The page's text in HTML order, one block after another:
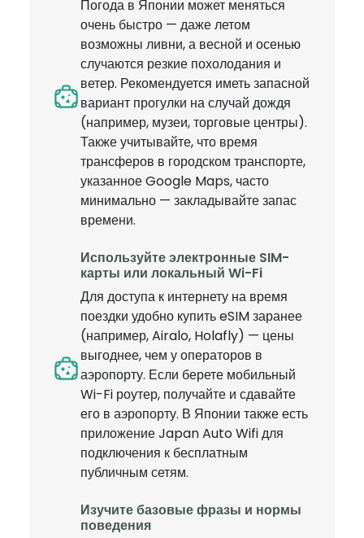
Погода в Японии может меняться
очень быстро — даже летом
возможны ливни, а весной и осенью
случаются резкие похолодания и
ветер. Рекомендуется иметь запасной
вариант прогулки на случай дождя
(например, музеи, торговые центры).
Также учитывайте, что время
трансферов в городском транспорте,
указанное Google Maps, часто
минимально — закладывайте запас
времени.
Используйте электронные SIM-
карты или локальный Wi-Fi
Для доступа к интернету на время
поездки удобно купить eSIM заранее
(например, Airalo, Holafly) — цены
выгоднее, чем у операторов в
аэропорту. Если берете мобильный
Wi-Fi роутер, получайте и сдавайте
его в аэропорту. В Японии также есть
приложение Japan Auto Wifi для
подключения к бесплатным
публичным сетям.
Изучите базовые фразы и нормы
поведения